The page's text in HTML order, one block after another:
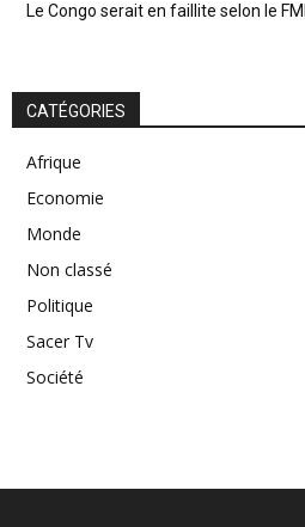
Le Congo serait en faillite selon le FMI
CATÉGORIES
Afrique
Economie
Monde
Non classé
Politique
Sacer Tv
Société